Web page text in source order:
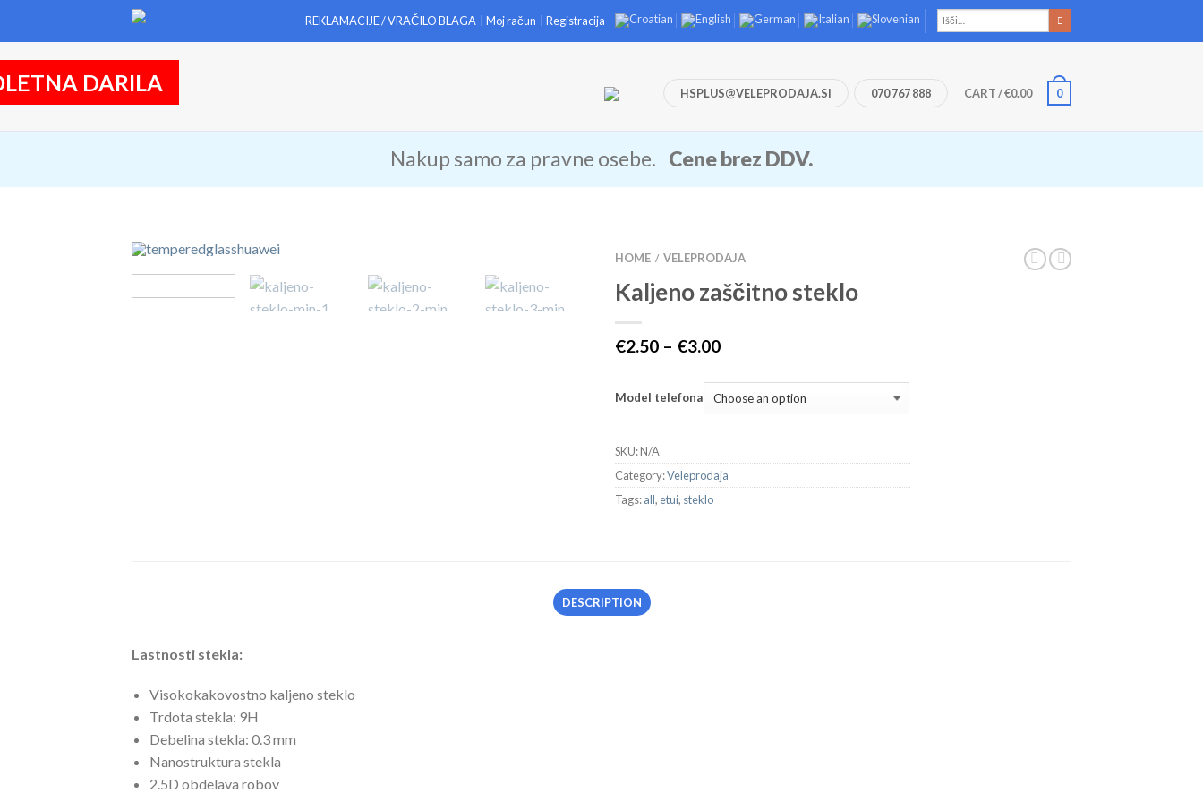
REKLAMACIJE / VRAČILO BLAGA Moj račun Registracija
DARILA HSPLUS@VELEPRODAJA.SI 070 767 888 CART/€0.00 0
Nakup samo za pravne osebe. Cene brez DDV.
HOME / VELEPRODAJA
Kaljeno zaščitno steklo
€2.50 – €3.00
Model telefona
SKU:N/A
Category:Veleprodaja
Tags:all, etui, steklo
DESCRIPTION
Lastnosti stekla:
Visokokakovostno kaljeno steklo
Trdota stekla: 9H
Debelina stekla: 0.3 mm
Nanostruktura stekla
2.5D obdelava robov